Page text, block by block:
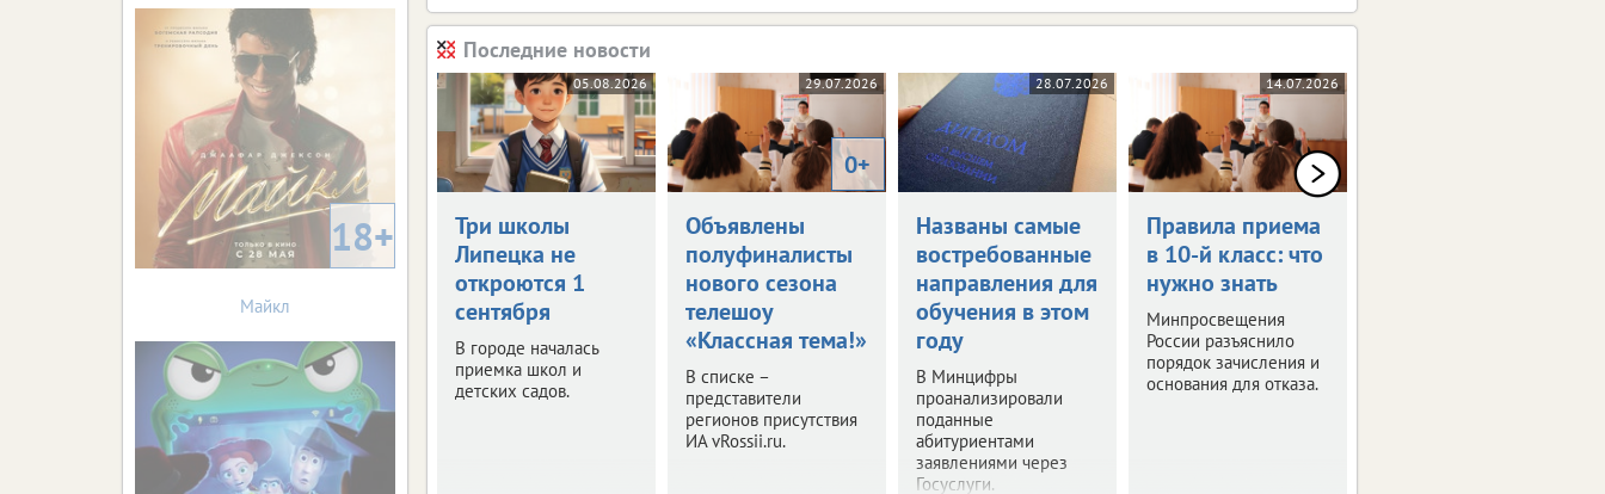
Последние новости
05.08.2026
Три школы
Липецка не
откроются 1
сентября
В городе началась
приемка школ и
детских садов.
29.07.2026
0+
Объявлены
полуфиналисты
нового сезона
телешоу
«Классная тема!»
В списке –
представители
регионов присутствия
ИА vRossii.ru.
28.07.2026
Названы самые
востребованные
направления для
обучения в этом
году
В Минцифры
проанализировали
поданные
абитуриентами
заявлениями через
Госуслуги.
14.07.2026
Правила приема
в 10-й класс: что
нужно знать
Минпросвещения
России разъяснило
порядок зачисления и
основания для отказа.
18+
Майкл